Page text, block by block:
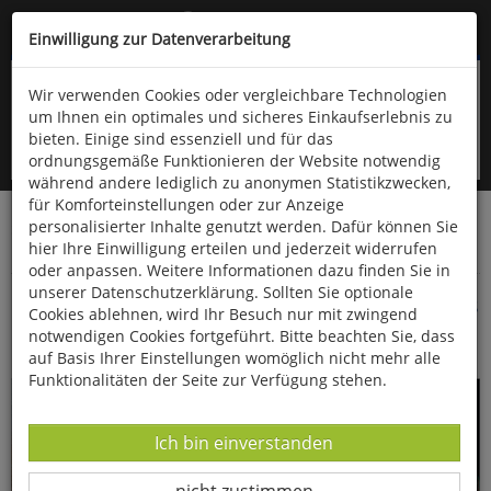
Kompletten Head der Seite überspringen
oder (06766) 9323-960
Startseite Bücher Downloads
Zeitschriften
Fossilien
Kein Ammonit - eine planspirale Schnecke aus
dem Dachsteinkalk
Einwilligung zur Datenverarbeitung
Wir verwenden Cookies oder vergleichbare Technologien
um Ihnen ein optimales und sicheres Einkaufserlebnis zu
bieten. Einige sind essenziell und für das
ordnungsgemäße Funktionieren der Website notwendig
während andere lediglich zu anonymen Statistikzwecken,
für Komforteinstellungen oder zur Anzeige
personalisierter Inhalte genutzt werden. Dafür können Sie
hier Ihre Einwilligung erteilen und jederzeit widerrufen
oder anpassen. Weitere Informationen dazu finden Sie in
unserer Datenschutzerklärung. Sollten Sie optionale
Cookies ablehnen, wird Ihr Besuch nur mit zwingend
notwendigen Cookies fortgeführt. Bitte beachten Sie, dass
auf Basis Ihrer Einstellungen womöglich nicht mehr alle
Funktionalitäten der Seite zur Verfügung stehen.
Datenverarbeitung -
Ich bin einverstanden